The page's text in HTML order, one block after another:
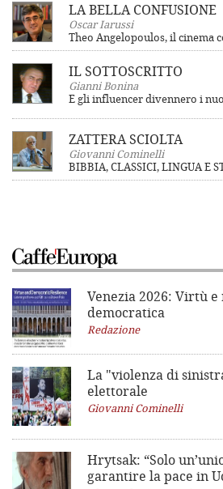
LA BELLA CONFUSIONE
Oscar Iarussi
Theo Angelopoulos, il cinema
IL SOTTOSCRITTO
Gianni Bonina
E gli influencer divennero i
ZATTERA SCIOLTA
Giovanni Cominelli
BIBBIA, CLASSICI, LINGUA E
Venezia 2026: Virtù
democratica
Redazione
La "violenza di
elettorale
Giovanni Cominelli
Hrytsak: “Solo
garantire la pace in